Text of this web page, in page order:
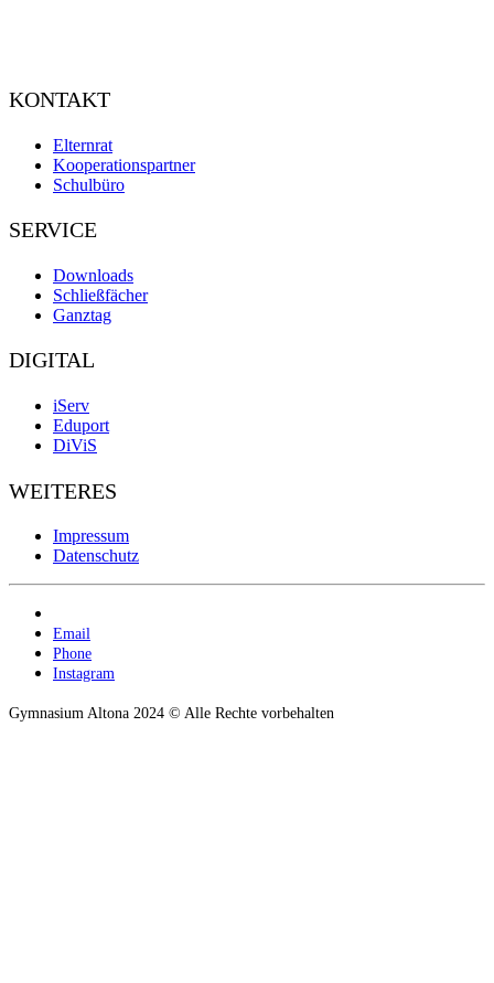
KONTAKT
Elternrat
Kooperationspartner
Schulbüro
SERVICE
Downloads
Schließfächer
Ganztag
DIGITAL
iServ
Eduport
DiViS
WEITERES
Impressum
Datenschutz
Email
Phone
Instagram
Gymnasium Altona 2024 © Alle Rechte vorbehalten